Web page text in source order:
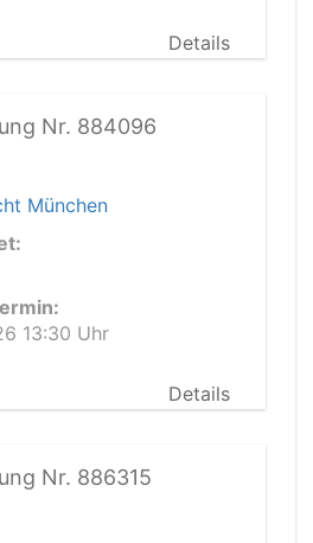
Details
Nr. 884096
München
13:30 Uhr
Details
Nr. 886315